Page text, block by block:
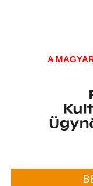
A